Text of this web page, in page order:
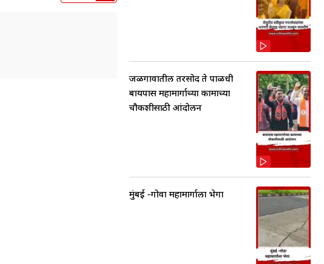
जळगावातील तरसोद ते पाळधी
बायपास महामार्गाच्या कामाच्या
चौकशीसाठी आंदोलन
मुंबई -गोवा महामार्गाला भेगा